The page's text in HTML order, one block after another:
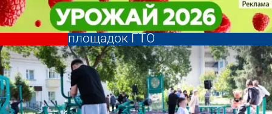
В Пензенской области
торжественно открыли 6
площадок ГТО
Спорт
В Пензенской области
торжественно открыли 6
площадок ГТО
Спорт
Другие новости
по теме
Погода и курсы
валют в Пензе